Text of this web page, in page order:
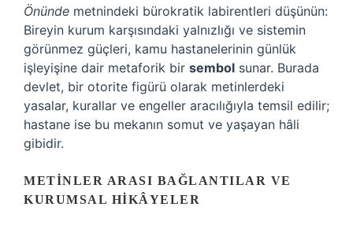
Önünde metnindeki bürokratik labirentleri düşünün:
Bireyin kurum karşısındaki yalnızlığı ve sistemin
görünmez güçleri, kamu hastanelerinin günlük
işleyişine dair metaforik bir sembol sunar. Burada
devlet, bir otorite figürü olarak metinlerdeki
yasalar, kurallar ve engeller aracılığıyla temsil edilir;
hastane ise bu mekanın somut ve yaşayan hâli
gibidir.
METINLER ARASI BAĞLANTILAR VE
KURUMSAL HIKÂYELER